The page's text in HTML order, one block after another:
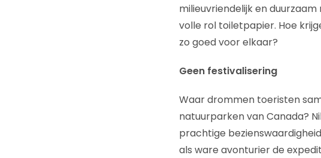
milieuvriendelijk en
volle rol toiletpapier. Hoe
zo goed voor elkaar?
Geen festivalisering
Waar drommen toeristen
natuurparken van Canada?
prachtige
als ware avonturier de